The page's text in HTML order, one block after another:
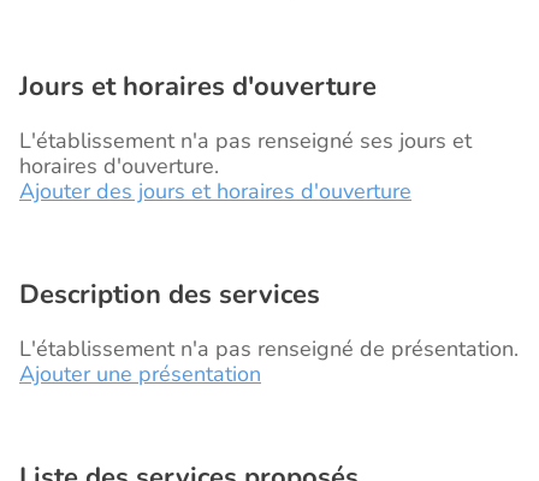
Jours et horaires d'ouverture
L'établissement n'a pas renseigné ses jours et
horaires d'ouverture.
Ajouter des jours et horaires d'ouverture
Description des services
L'établissement n'a pas renseigné de présentation.
Ajouter une présentation